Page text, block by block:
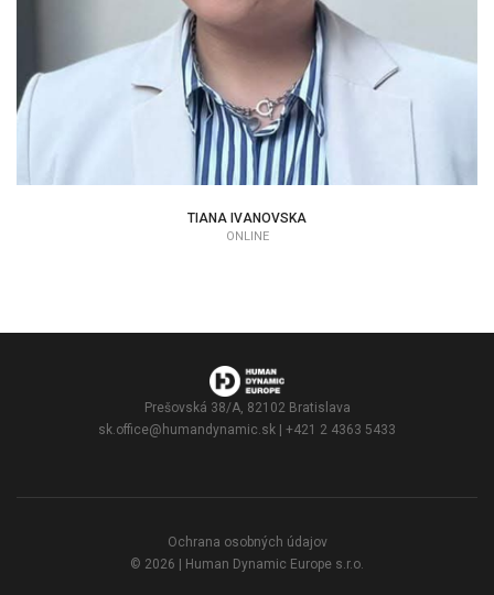
TIANA IVANOVSKA
ONLINE
Prešovská 38/A, 82102 Bratislava
sk.office@humandynamic.sk | +421 2 4363 5433
Ochrana osobných údajov
© 2026 | Human Dynamic Europe s.r.o.